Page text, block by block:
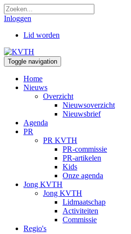
Inloggen
Lid worden
Toggle navigation
Home
Nieuws
Overzicht
Nieuwsoverzicht
Nieuwsbrief
Agenda
PR
PR KVTH
PR-commissie
PR-artikelen
Kids
Onze agenda
Jong KVTH
Jong KVTH
Lidmaatschap
Activiteiten
Commissie
Regio's